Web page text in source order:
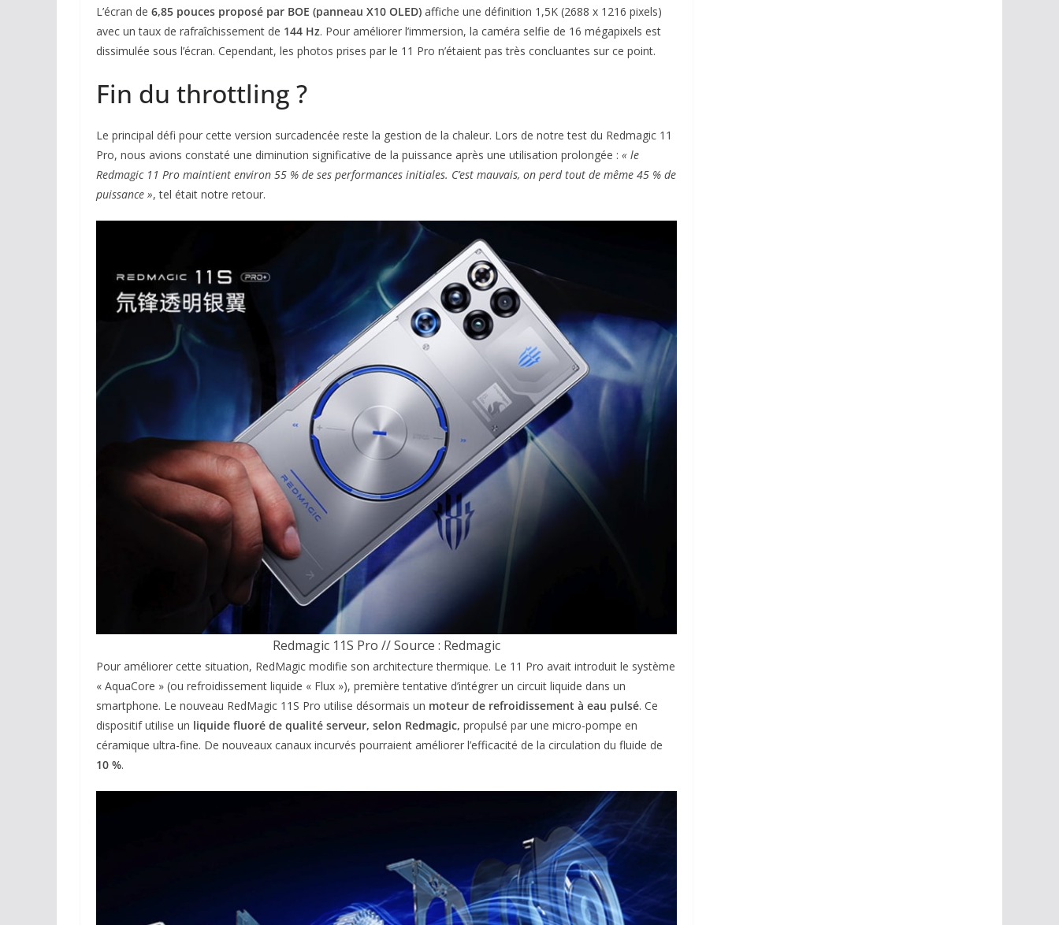
L’écran de 6,85 pouces proposé par BOE (panneau X10 OLED) affiche une définition 1,5K (2688 x 1216 pixels)
avec un taux de rafraîchissement de 144 Hz. Pour améliorer l’immersion, la caméra selfie de 16 mégapixels est
dissimulée sous l’écran. Cependant, les photos prises par le 11 Pro n’étaient pas très concluantes sur ce point.
Fin du throttling ?
Le principal défi pour cette version surcadencée reste la gestion de la chaleur. Lors de notre test du Redmagic 11
Pro, nous avions constaté une diminution significative de la puissance après une utilisation prolongée : « le
Redmagic 11 Pro maintient environ 55 % de ses performances initiales. C’est mauvais, on perd tout de même 45 % de
puissance », tel était notre retour.
Redmagic 11S Pro // Source : Redmagic
Pour améliorer cette situation, RedMagic modifie son architecture thermique. Le 11 Pro avait introduit le système
« AquaCore » (ou refroidissement liquide « Flux »), première tentative d’intégrer un circuit liquide dans un
smartphone. Le nouveau RedMagic 11S Pro utilise désormais un moteur de refroidissement à eau pulsé. Ce
dispositif utilise un liquide fluoré de qualité serveur, selon Redmagic, propulsé par une micro-pompe en
céramique ultra-fine. De nouveaux canaux incurvés pourraient améliorer l’efficacité de la circulation du fluide de
10 %.